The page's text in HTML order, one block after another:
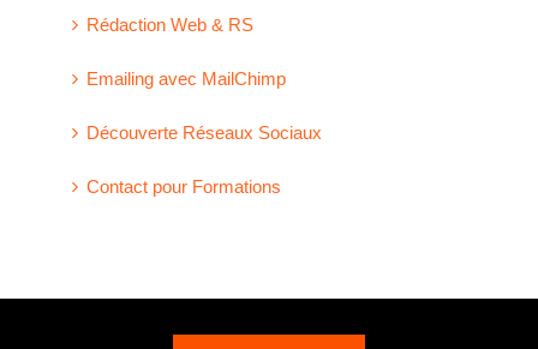
Rédaction Web & RS
Emailing avec MailChimp
Découverte Réseaux Sociaux
Contact pour Formations